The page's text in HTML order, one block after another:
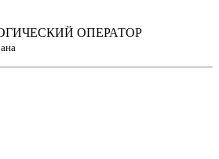
ОПЕРАТОР